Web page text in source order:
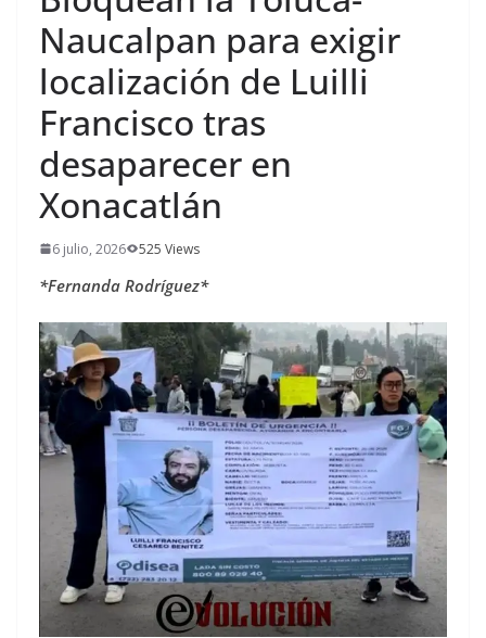
Naucalpan para exigir
localización de Luilli
Francisco tras
desaparecer en
Xonacatlán
6 julio, 2026 525 Views
*Fernanda Rodríguez*